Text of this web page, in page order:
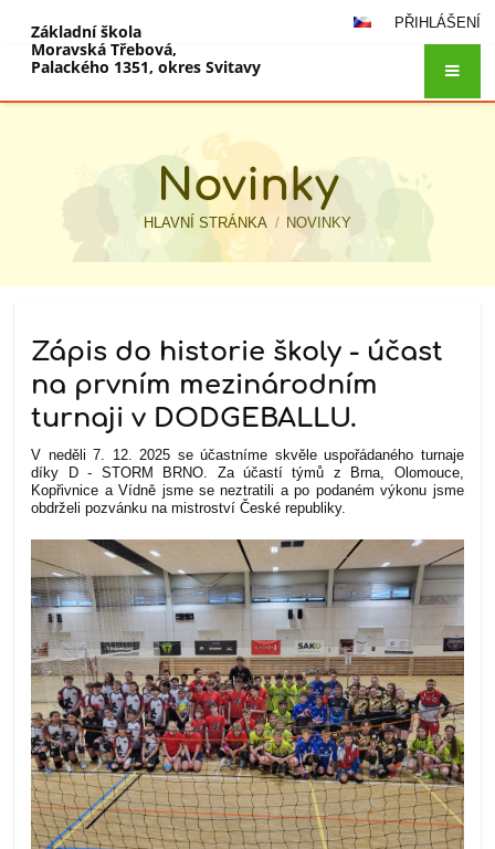
PŘIHLÁŠENÍ
Základní škola
Moravská Třebová,
Palackého 1351, okres Svitavy
Novinky
HLAVNÍ STRÁNKA / NOVINKY
Zápis do historie školy - účast
na prvním mezinárodním
turnaji v DODGEBALLU.
V neděli 7. 12. 2025 se účastníme skvěle uspořádaného turnaje
díky
D - STORM BRNO. Za účastí týmů z Brna, Olomouce,
Kopřivnice a Vídně jsme se neztratili a po podaném výkonu jsme
obdrželi pozvánku na mistroství České republiky.